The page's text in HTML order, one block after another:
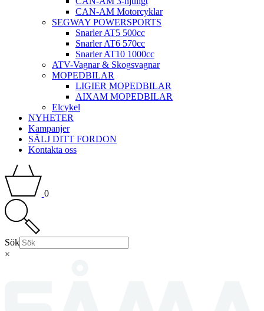
CAN-AM Motorcyklar
SEGWAY POWERSPORTS
Snarler AT5 500cc
Snarler AT6 570cc
Snarler AT10 1000cc
ATV-Vagnar & Skogsvagnar
MOPEDBILAR
LIGIER MOPEDBILAR
AIXAM MOPEDBILAR
Elcykel
NYHETER
Kampanjer
SÄLJ DITT FORDON
Kontakta oss
0
Sök
×